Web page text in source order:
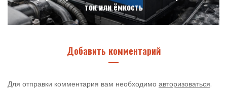
ток или ёмкость
Добавить комментарий
Для отправки комментария вам необходимо авторизоваться.